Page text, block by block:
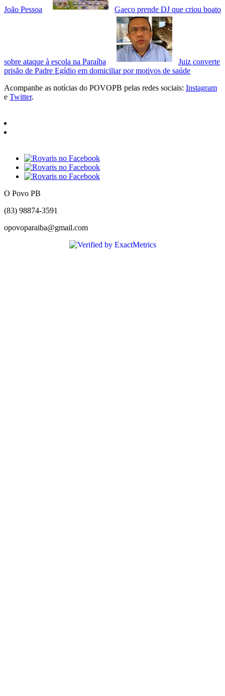
João Pessoa Gaeco prende DJ que criou boato
sobre ataque à escola na Paraíba
Juiz converte
prisão de Padre Egídio em domiciliar por motivos de saúde
Acompanhe as notícias do POVOPB pelas redes sociais: Instagram
e Twitter.
O Povo PB
(83) 98874-3591
opovoparaiba@gmail.com